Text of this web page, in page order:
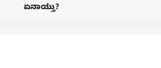
ಏನಾಯ್ತು?